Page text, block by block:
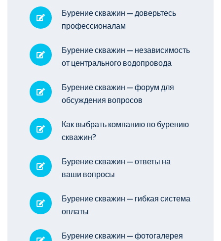
Бурение скважин — доверьтесь
профессионалам
Бурение скважин — независимость
от центрального водопровода
Бурение скважин — форум для
обсуждения вопросов
Как выбрать компанию по бурению
скважин?
Бурение скважин — ответы на
ваши вопросы
Бурение скважин — гибкая система
оплаты
Бурение скважин — фотогалерея